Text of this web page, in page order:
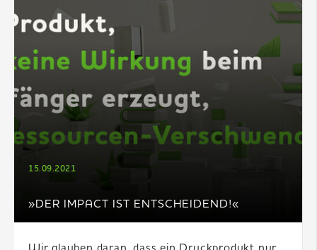
»DER IMPACT IST ENTSCHEIDEND!«
15.09.2021